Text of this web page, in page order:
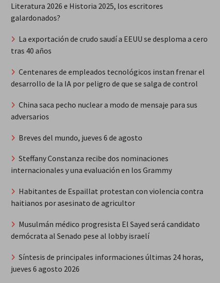
Literatura 2026 e Historia 2025, los escritores
galardonados?
La exportación de crudo saudí a EEUU se desploma a cero
tras 40 años
Centenares de empleados tecnológicos instan frenar el
desarrollo de la IA por peligro de que se salga de control
China saca pecho nuclear a modo de mensaje para sus
adversarios
Breves del mundo, jueves 6 de agosto
Steffany Constanza recibe dos nominaciones
internacionales y una evaluación en los Grammy
Habitantes de Espaillat protestan con violencia contra
haitianos por asesinato de agricultor
Musulmán médico progresista El Sayed será candidato
demócrata al Senado pese al lobby israelí
Síntesis de principales informaciones últimas 24 horas,
jueves 6 agosto 2026